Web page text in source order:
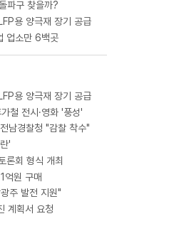
파구 찾을까?
용 양극재 장기 공급
업소만 6백곳
용 양극재 장기 공급
철 전시·영화 '풍성'
남경찰청 "감찰 착수"
'
론회 형식 개최
억원 구매
주 발전 지원"
계획서 요청